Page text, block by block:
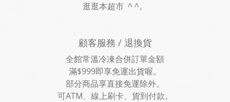
逛逛本超市 ^ ^。
顧客服務 / 退換貨
全館常溫冷凍合併訂單金額
滿$999即享免運出貨喔。
部分商品享直接免運除外。
可ATM、線上刷卡、貨到付款。